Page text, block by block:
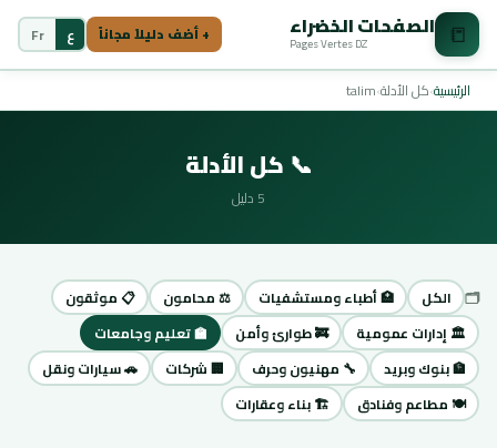
📒 الصفحات الخضراء
Pages Vertes DZ + أضف دليلاً مجاناً ع Fr
الرئيسية›كل الأدلة›
talim
📞 كل الأدلة
5 دليل
🗂️ الكل 🏥 أطباء ومستشفيات ⚖️ محامون
📋 موثقون
🏛️ إدارات عمومية
🚒 طوارئ وأمن
🏫 تعليم وجامعات
🏦 بنوك وبريد
🔧 مهنيون وحرف 🏢 شركات
🚗 سيارات ونقل
🍽️ مطاعم وفنادق
🏗️ بناء وعقارات